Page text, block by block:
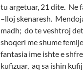
tu argetuar, 21 dite. Ne
–lloj skenaresh.
madh; do te veshtroj
shoqeri me shume
fantasia ime ishte e
kufizuar, aq sa ishin